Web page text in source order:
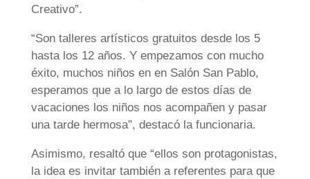
Creativo”.
“Son talleres artísticos gratuitos desde los 5
hasta los 12 años. Y empezamos con mucho
éxito, muchos niños en en Salón San Pablo,
esperamos que a lo largo de estos días de
vacaciones los niños nos acompañen y pasar
una tarde hermosa”, destacó la funcionaria.
Asimismo, resaltó que “ellos son protagonistas,
la idea es invitar también a referentes para que